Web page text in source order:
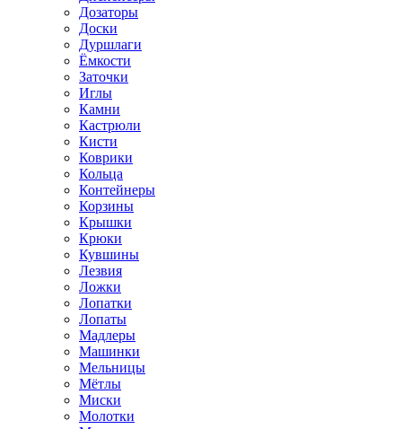
Дозаторы
Доски
Дуршлаги
Ёмкости
Заточки
Иглы
Камни
Кастрюли
Кисти
Коврики
Кольца
Контейнеры
Корзины
Крышки
Крюки
Кувшины
Лезвия
Ложки
Лопатки
Лопаты
Мадлеры
Машинки
Мельницы
Мётлы
Миски
Молотки